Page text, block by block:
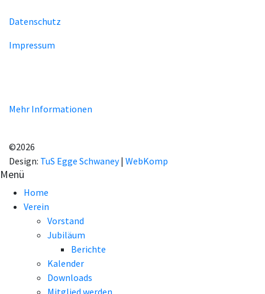
Datenschutz
Impressum
Mehr Informationen
©2026
Design: TuS Egge Schwaney| WebKomp
Menü
Home
Verein
Vorstand
Jubiläum
Berichte
Kalender
Downloads